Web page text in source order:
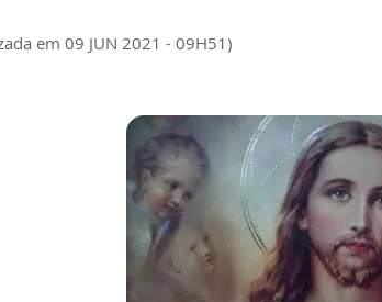
em 09 JUN 2021 - 09H51)